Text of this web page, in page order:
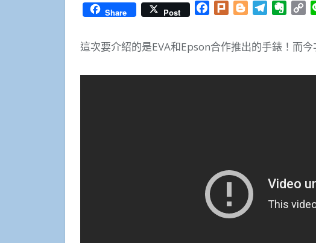
Share Post Facebook
Plurk BloggerTelegram
這次要介紹的是EVA和Epson合作推出的手錶！而今